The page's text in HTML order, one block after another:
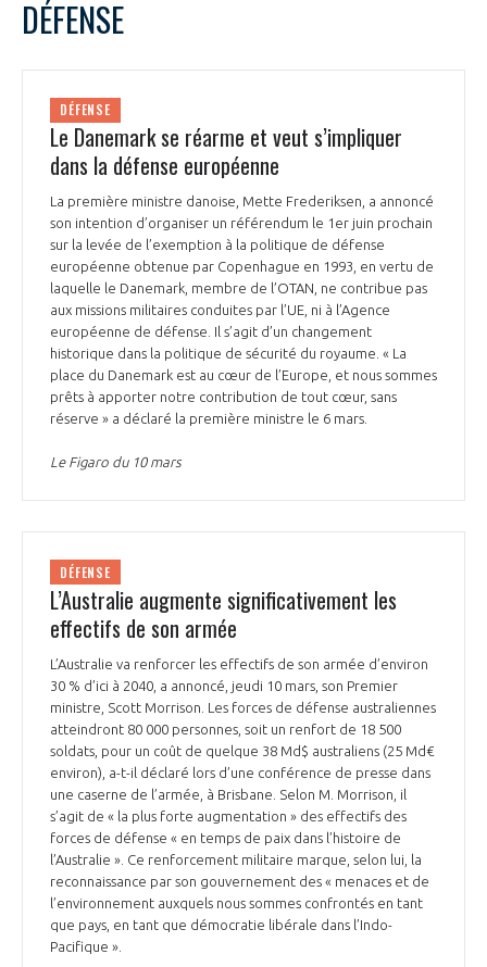
DÉFENSE
DÉFENSE
Le Danemark se réarme et veut s’impliquer
dans la défense européenne
La première ministre danoise, Mette Frederiksen, a annoncé
son intention d’organiser un référendum le 1er juin prochain
sur la levée de l’exemption à la politique de défense
européenne obtenue par Copenhague en 1993, en vertu de
laquelle le Danemark, membre de l’OTAN, ne contribue pas
aux missions militaires conduites par l’UE, ni à l’Agence
européenne de défense. Il s’agit d’un changement
historique dans la politique de sécurité du royaume. « La
place du Danemark est au cœur de l’Europe, et nous sommes
prêts à apporter notre contribution de tout cœur, sans
réserve » a déclaré la première ministre le 6 mars.
Le Figaro du 10 mars
DÉFENSE
L’Australie augmente significativement les
effectifs de son armée
L’Australie va renforcer les effectifs de son armée d’environ
30 % d’ici à 2040, a annoncé, jeudi 10 mars, son Premier
ministre, Scott Morrison. Les forces de défense australiennes
atteindront 80 000 personnes, soit un renfort de 18 500
soldats, pour un coût de quelque 38 Md$ australiens (25 Md€
environ), a-t-il déclaré lors d’une conférence de presse dans
une caserne de l’armée, à Brisbane. Selon M. Morrison, il
s’agit de « la plus forte augmentation » des effectifs des
forces de défense « en temps de paix dans l’histoire de
l’Australie ». Ce renforcement militaire marque, selon lui, la
reconnaissance par son gouvernement des « menaces et de
l’environnement auxquels nous sommes confrontés en tant
que pays, en tant que démocratie libérale dans l’Indo-
Pacifique ».